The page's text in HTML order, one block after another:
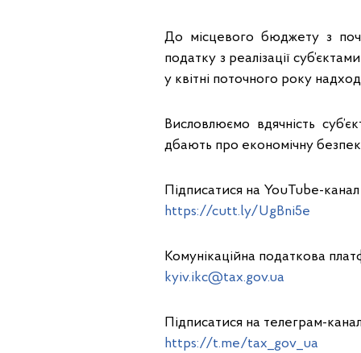
До місцевого бюджету з
податку з реалізації
у квітні поточного року
Висловлюємо вдячність
дбають про економічну
Підписатися на YouTube-
https://cutt.ly/UgBni5e
Комунікаційна податкова
kyiv.ikc@tax.gov.ua
Підписатися на телеграм-
https://t.me/tax_gov_ua